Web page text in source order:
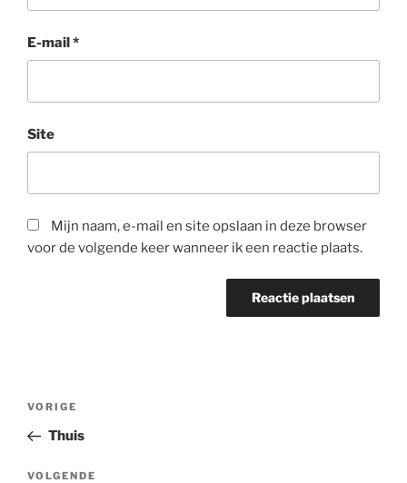
E-mail*
Site
Mijn naam, e-mail en site opslaan in deze browser
voor de volgende keer wanneer ik een reactie plaats.
Bericht
Vorig
bericht
VORIGE
Thuis
Volgend
VOLGENDE